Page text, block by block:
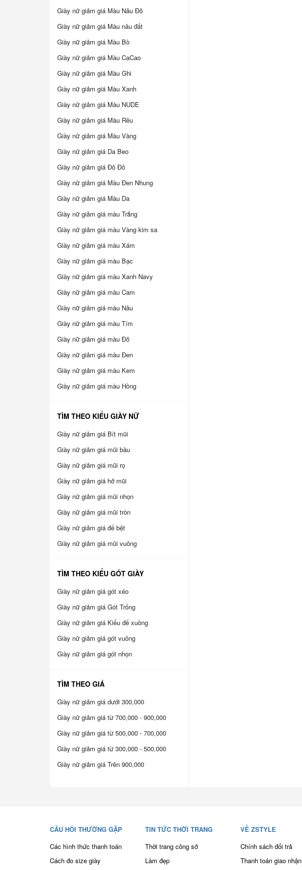
Giày nữ giảm giá Màu Nâu Đỏ
Giày nữ giảm giá Màu nâu đất
Giày nữ giảm giá Màu Bò
Giày nữ giảm giá Màu CaCao
Giày nữ giảm giá Màu Ghi
Giày nữ giảm giá Màu Xanh
Giày nữ giảm giá Màu NUDE
Giày nữ giảm giá Màu Rêu
Giày nữ giảm giá Màu Vàng
Giày nữ giảm giá Da Beo
Giày nữ giảm giá Đỏ Đô
Giày nữ giảm giá Màu Đen Nhung
Giày nữ giảm giá Màu Da
Giày nữ giảm giá màu Trắng
Giày nữ giảm giá màu Vàng kim sa
Giày nữ giảm giá màu Xám
Giày nữ giảm giá màu Bạc
Giày nữ giảm giá màu Xanh Navy
Giày nữ giảm giá màu Cam
Giày nữ giảm giá màu Nâu
Giày nữ giảm giá màu Tím
Giày nữ giảm giá màu Đỏ
Giày nữ giảm giá màu Đen
Giày nữ giảm giá màu Kem
Giày nữ giảm giá màu Hồng
TÌM THEO KIỂU GIÀY NỮ
Giày nữ giảm giá Bít mũi
Giày nữ giảm giá mũi bầu
Giày nữ giảm giá mũi rọ
Giày nữ giảm giá hở mũi
Giày nữ giảm giá mũi nhọn
Giày nữ giảm giá mũi tròn
Giày nữ giảm giá đế bệt
Giày nữ giảm giá mũi vuông
TÌM THEO KIỂU GÓT GIÀY
Giày nữ giảm giá gót xéo
Giày nữ giảm giá Gót Trống
Giày nữ giảm giá Kiểu đế xuồng
Giày nữ giảm giá gót vuông
Giày nữ giảm giá gót nhọn
TÌM THEO GIÁ
Giày nữ giảm giá dưới 300,000
Giày nữ giảm giá từ 700,000 - 900,000
Giày nữ giảm giá từ 500,000 - 700,000
Giày nữ giảm giá từ 300,000 - 500,000
Giày nữ giảm giá Trên 900,000
CÂU HỎI THƯỜNG GẶP
Các hình thức thanh toán
Cách đo size giày
TIN TỨC THỜI TRANG
Thời trang công sở
Làm đẹp
VỀ ZSTYLE
Chính sách đổi trả
Thanh toán giao nhận